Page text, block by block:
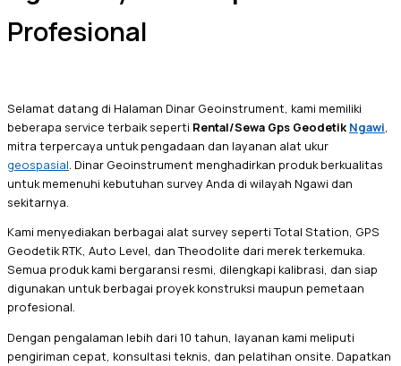
Profesional
Selamat datang di Halaman Dinar Geoinstrument, kami memiliki
beberapa service terbaik seperti Rental/Sewa Gps Geodetik Ngawi,
mitra terpercaya untuk pengadaan dan layanan alat ukur
geospasial. Dinar Geoinstrument menghadirkan produk berkualitas
untuk memenuhi kebutuhan survey Anda di wilayah Ngawi dan
sekitarnya.
Kami menyediakan berbagai alat survey seperti Total Station, GPS
Geodetik RTK, Auto Level, dan Theodolite dari merek terkemuka.
Semua produk kami bergaransi resmi, dilengkapi kalibrasi, dan siap
digunakan untuk berbagai proyek konstruksi maupun pemetaan
profesional.
Dengan pengalaman lebih dari 10 tahun, layanan kami meliputi
pengiriman cepat, konsultasi teknis, dan pelatihan onsite. Dapatkan